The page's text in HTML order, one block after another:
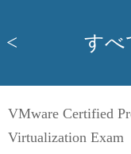
< すべ
VMware Certified
Virtualization Exam